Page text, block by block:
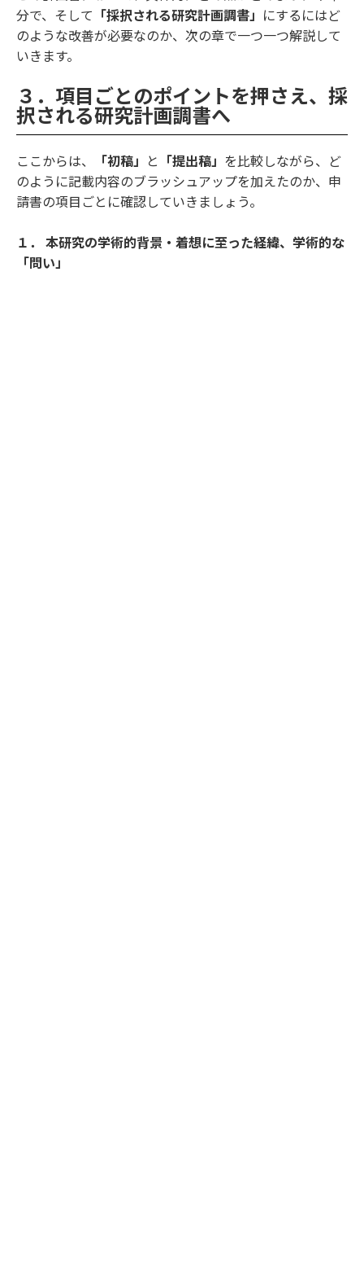
分で、そして 「採択される研究計画調書」 にするにはど
のような改善が必要なのか、次の章で一つ一つ解説して
いきます。
３．項目ごとのポイントを押さえ、採
択される研究計画調書へ
ここからは、 「初稿」 と 「提出稿」 を比較しながら、ど
のように記載内容のブラッシュアップを加えたのか、申
請書の項目ごとに確認していきましょう。
１． 本研究の学術的背景・着想に至った経緯、学術的な
「問い」